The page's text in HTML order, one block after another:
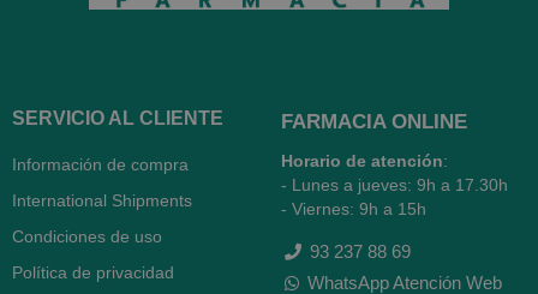
SERVICIO AL CLIENTE
Información de compra
International Shipments
Condiciones de uso
Política de privacidad
FARMACIA ONLINE
Horario de atención:
- Lunes a jueves: 9h a 17.30h
- Viernes: 9h a 15h
93 237 88 69
WhatsApp Atención Web